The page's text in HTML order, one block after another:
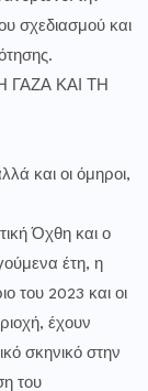
σχεδιασμού και
ΓΑΖΑ ΚΑΙ ΤΗ
και οι όμηροι,
Όχθη και ο
έτη, η
του 2023 και οι
έχουν
σκηνικό στην
του